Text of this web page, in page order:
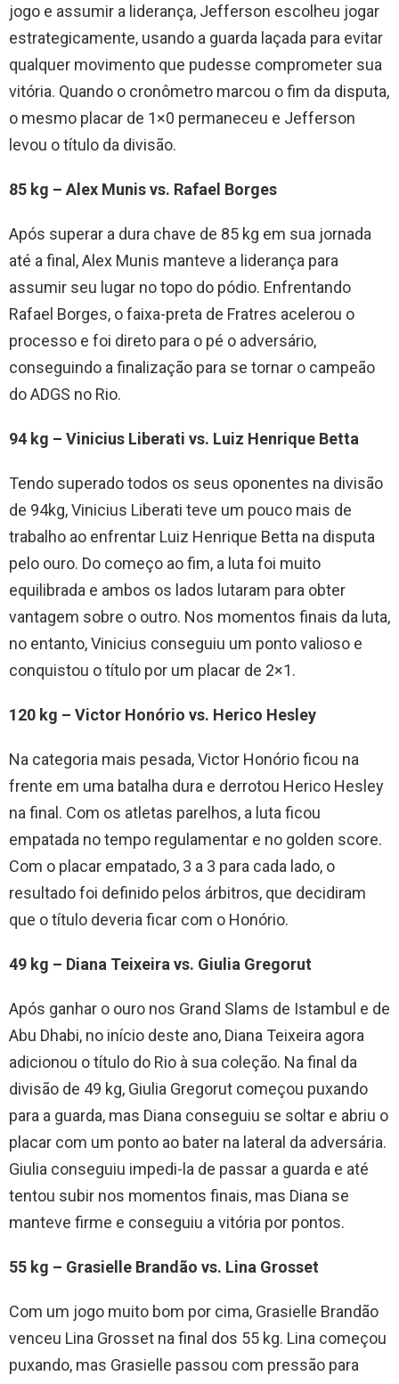
jogo e assumir a liderança, Jefferson escolheu jogar
estrategicamente, usando a guarda laçada para evitar
qualquer movimento que pudesse comprometer sua
vitória. Quando o cronômetro marcou o fim da disputa,
o mesmo placar de 1×0 permaneceu e Jefferson
levou o título da divisão.
85 kg – Alex Munis vs. Rafael Borges
Após superar a dura chave de 85 kg em sua jornada
até a final, Alex Munis manteve a liderança para
assumir seu lugar no topo do pódio. Enfrentando
Rafael Borges, o faixa-preta de Fratres acelerou o
processo e foi direto para o pé o adversário,
conseguindo a finalização para se tornar o campeão
do ADGS no Rio.
94 kg – Vinicius Liberati vs. Luiz Henrique Betta
Tendo superado todos os seus oponentes na divisão
de 94kg, Vinicius Liberati teve um pouco mais de
trabalho ao enfrentar Luiz Henrique Betta na disputa
pelo ouro. Do começo ao fim, a luta foi muito
equilibrada e ambos os lados lutaram para obter
vantagem sobre o outro. Nos momentos finais da luta,
no entanto, Vinicius conseguiu um ponto valioso e
conquistou o título por um placar de 2×1.
120 kg – Victor Honório vs. Herico Hesley
Na categoria mais pesada, Victor Honório ficou na
frente em uma batalha dura e derrotou Herico Hesley
na final. Com os atletas parelhos, a luta ficou
empatada no tempo regulamentar e no golden score.
Com o placar empatado, 3 a 3 para cada lado, o
resultado foi definido pelos árbitros, que decidiram
que o título deveria ficar com o Honório.
49 kg – Diana Teixeira vs. Giulia Gregorut
Após ganhar o ouro nos Grand Slams de Istambul e de
Abu Dhabi, no início deste ano, Diana Teixeira agora
adicionou o título do Rio à sua coleção. Na final da
divisão de 49 kg, Giulia Gregorut começou puxando
para a guarda, mas Diana conseguiu se soltar e abriu o
placar com um ponto ao bater na lateral da adversária.
Giulia conseguiu impedi-la de passar a guarda e até
tentou subir nos momentos finais, mas Diana se
manteve firme e conseguiu a vitória por pontos.
55 kg – Grasielle Brandão vs. Lina Grosset
Com um jogo muito bom por cima, Grasielle Brandão
venceu Lina Grosset na final dos 55 kg. Lina começou
puxando, mas Grasielle passou com pressão para